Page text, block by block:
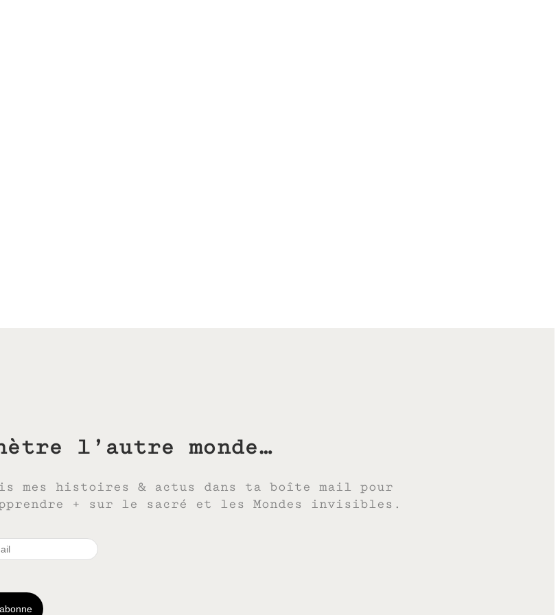
l’autre monde…
mes histoires & actus dans ta boîte mail pour
+ sur le sacré et les Mondes invisibles.